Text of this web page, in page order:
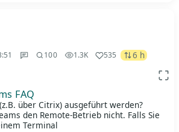
100 1.3K 535 6 h
FAQ
über Citrix) ausgeführt werden?
den Remote-Betrieb nicht. Falls Sie
Terminal